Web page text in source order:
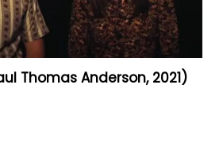
Thomas Anderson, 2021)